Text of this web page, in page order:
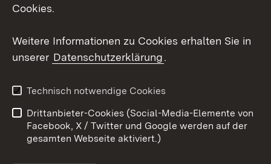
Youtube
Kontakt
Datenschutz
Barrierefreiheit
Impressum Cookies
Cookies.
Weitere Informationen zu Cookies erhalten Sie in
unserer Datenschutzerklärung.
Technisch notwendige Cookies
Drittanbieter-Cookies (Social-Media-Elemente von
Facebook, X / Twitter und Google werden auf der
gesamten Webseite aktiviert.)